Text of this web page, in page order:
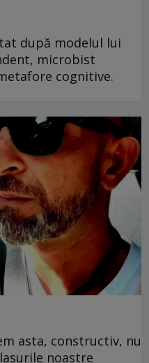
după modelul lui
microbist
cognitive.
asta, constructiv, nu
noastre